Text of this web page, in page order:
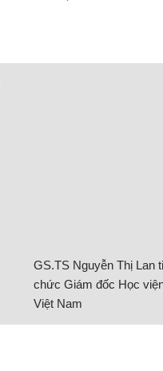
GS.TS Nguyễn Thị Lan
chức Giám đốc Học
Việt Nam